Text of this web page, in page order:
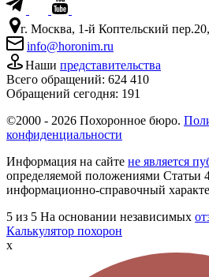
г. Москва, 1-й Коптельский
info@horonim.ru
Наши представительства
Всего обращений: 624 410
Обращений сегодня: 191
©2000 - 2026 Похоронное бюро.
конфиденциальности
Информация на сайте не является
определяемой положениями
информационно-справочный
5 из 5 На основании независимых
Калькулятор похорон
x